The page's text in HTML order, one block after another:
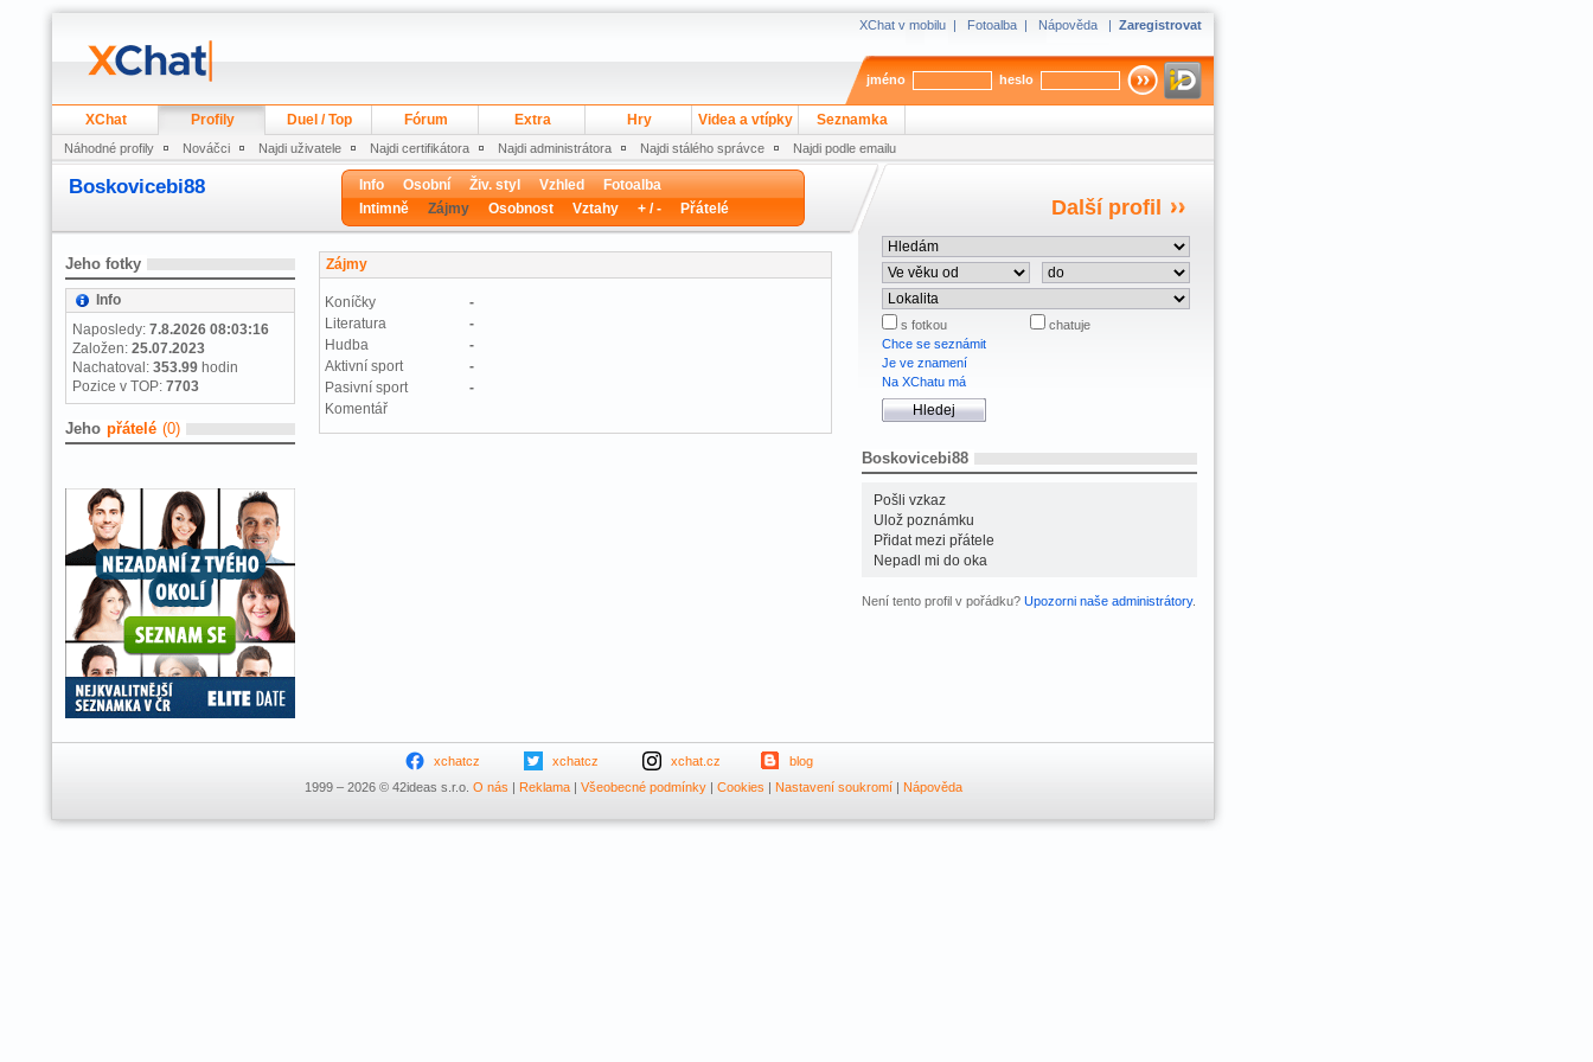
XChat v mobilu | Fotoalba | Nápověda | Zaregistrovat
jméno heslo
XChat Profily Duel / Top Fórum Extra Hry Videa a vtípky Seznamka
Náhodné profily Nováčci Najdi uživatele Najdi certifikátora Najdi administrátora Najdi stálého správce Najdi podle emailu
Boskovicebi88 Info Osobní Živ. styl Vzhled
Fotoalba
Intimně
Zájmy Osobnost Vztahy + / - Přátelé Další profil
Jeho fotky
Info
Naposledy: 7.8.2026 08:03:16
Založen: 25.07.2023
Nachatoval: 353.99 hodin
Pozice v TOP: 7703
Jeho přátelé (0)
Zájmy
Koníčky
-
Literatura
-
Hudba
-
Aktivní sport
-
Pasivní sport
-
Komentář
s fotkou
chatuje
Chce se seznámit
Je ve znamení
Na XChatu má
Boskovicebi88
Pošli vzkaz
Ulož poznámku
Přidat mezi přátele
Nepadl mi do oka
Není tento profil v pořádku? Upozorni naše administrátory.
xchatcz xchatcz xchat.cz
blog
1999 – 2026 © 42ideas s.r.o. O nás | Reklama| Všeobecné podmínky| Cookies | Nastavení soukromí| Nápověda